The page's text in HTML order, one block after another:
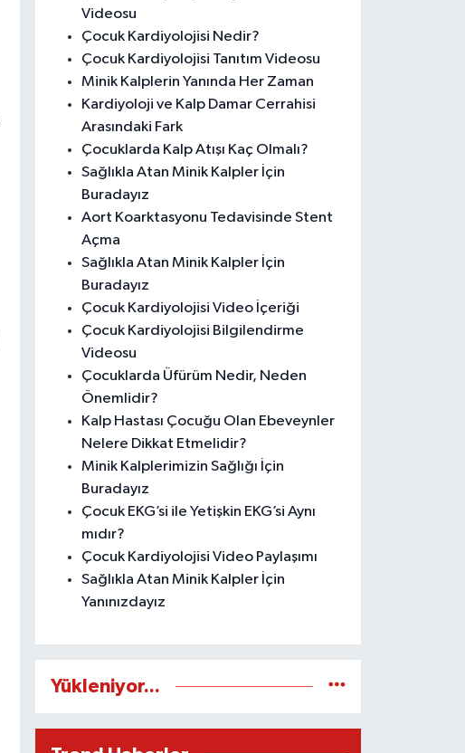
Videosu
Çocuk Kardiyolojisi Nedir?
Çocuk Kardiyolojisi Tanıtım Videosu
Minik Kalplerin Yanında Her Zaman
Kardiyoloji ve Kalp Damar Cerrahisi
Arasındaki Fark
Çocuklarda Kalp Atışı Kaç Olmalı?
Sağlıkla Atan Minik Kalpler İçin
Buradayız
Aort Koarktasyonu Tedavisinde Stent
Açma
Sağlıkla Atan Minik Kalpler İçin
Buradayız
Çocuk Kardiyolojisi Video İçeriği
Çocuk Kardiyolojisi Bilgilendirme
Videosu
Çocuklarda Üfürüm Nedir, Neden
Önemlidir?
Kalp Hastası Çocuğu Olan Ebeveynler
Nelere Dikkat Etmelidir?
Minik Kalplerimizin Sağlığı İçin
Buradayız
Çocuk EKG’si ile Yetişkin EKG’si Aynı
mıdır?
Çocuk Kardiyolojisi Video Paylaşımı
Sağlıkla Atan Minik Kalpler İçin
Yanınızdayız
Yükleniyor...